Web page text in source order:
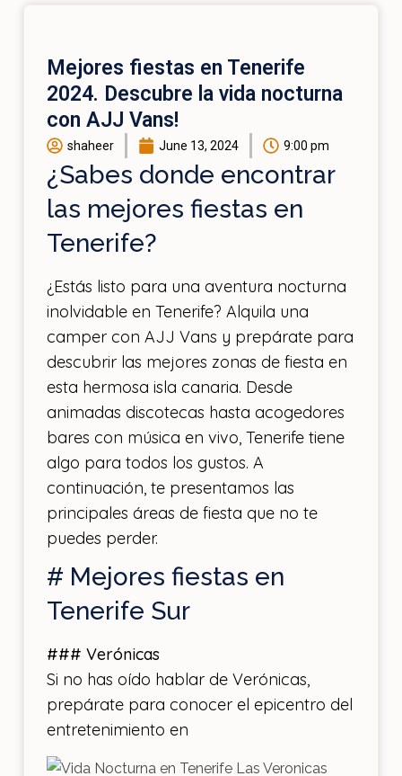
Mejores fiestas en Tenerife
2024. Descubre la vida nocturna
con AJJ Vans!
shaheer June 13, 2024 9:00 pm
¿Sabes donde encontrar
las mejores fiestas en
Tenerife?
¿Estás listo para una aventura nocturna
inolvidable en Tenerife? Alquila una
camper con AJJ Vans y prepárate para
descubrir las mejores zonas de fiesta en
esta hermosa isla canaria. Desde
animadas discotecas hasta acogedores
bares con música en vivo, Tenerife tiene
algo para todos los gustos. A
continuación, te presentamos las
principales áreas de fiesta que no te
puedes perder.
# Mejores fiestas en
Tenerife Sur
### Verónicas
Si no has oído hablar de Verónicas,
prepárate para conocer el epicentro del
entretenimiento en